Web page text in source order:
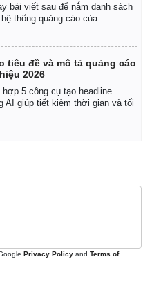
bài viết sau để nắm danh sách
thống quảng cáo của
tiêu đề và mô tả quảng cáo
2026
5 công cụ tạo headline
AI giúp tiết kiệm thời gian và tối
Privacy Policy and Terms of